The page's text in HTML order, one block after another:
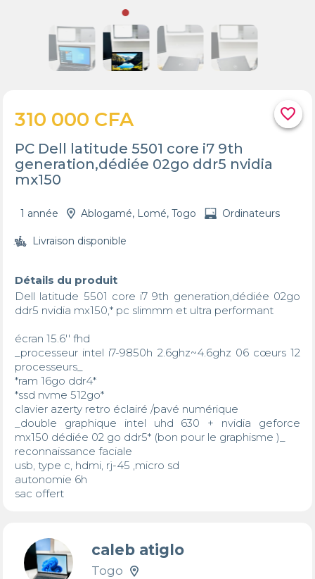
favorite_border
310 000 CFA
PC Dell latitude 5501 core i7 9th
generation,dédiée 02go ddr5 nvidia
mx150
1 année Ablogamé, Lomé, Togo Ordinateurs
Livraison disponible
Détails du produit
Dell latitude 5501 core i7 9th generation,dédiée 02go
ddr5 nvidia mx150,* pc slimmm et ultra performant
écran 15.6'' fhd
_processeur intel i7-9850h 2.6ghz~4.6ghz 06 cœurs 12
processeurs_
*ram 16go ddr4*
*ssd nvme 512go*
clavier azerty retro éclairé /pavé numérique
_double graphique intel uhd 630 + nvidia geforce
mx150 dédiée 02 go ddr5* (bon pour le graphisme )_
reconnaissance faciale
usb, type c, hdmi, rj-45 ,micro sd
autonomie 6h
sac offert
caleb atiglo
Togo